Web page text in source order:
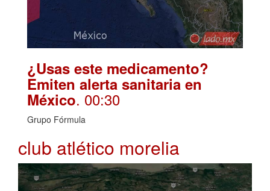
¿Usas este medicamento?
Emiten alerta sanitaria en
México. 00:30
Grupo Fórmula
club atlético morelia